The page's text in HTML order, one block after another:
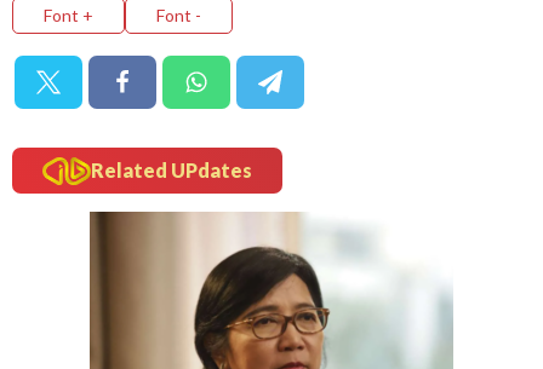
Font + Font -
Related UPdates